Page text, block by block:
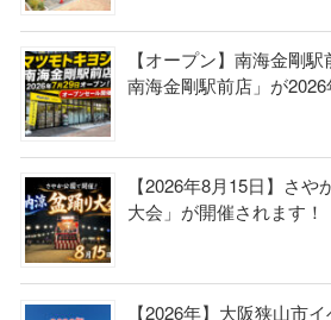
【オープン】南海金剛
南海金剛駅前店」が2026
【2026年8月15日】さ
大会」が開催されます！
【2026年】大阪狭山市